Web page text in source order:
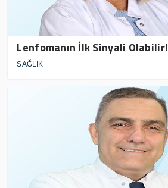
Lenfomanın İlk Sinyali Olabilir!
SAĞLIK